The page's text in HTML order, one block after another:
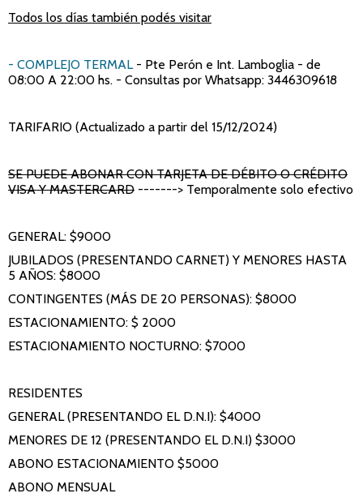
Todos los días también podés visitar
- COMPLEJO TERMAL- Pte Perón e Int. Lamboglia - de
08:00 A 22:00 hs. - Consultas por Whatsapp: 3446309618
TARIFARIO (Actualizado a partir del 15/12/2024)
SE PUEDE ABONAR CON TARJETA DE DÉBITO O CRÉDITO
VISA Y MASTERCARD -------> Temporalmente solo efectivo
GENERAL: $9000
JUBILADOS (PRESENTANDO CARNET) Y MENORES HASTA
5 AÑOS: $8000
CONTINGENTES (MÁS DE 20 PERSONAS): $8000
ESTACIONAMIENTO: $ 2000
ESTACIONAMIENTO NOCTURNO: $7000
RESIDENTES
GENERAL (PRESENTANDO EL D.N.I): $4000
MENORES DE 12 (PRESENTANDO EL D.N.I) $3000
ABONO ESTACIONAMIENTO $5000
ABONO MENSUAL